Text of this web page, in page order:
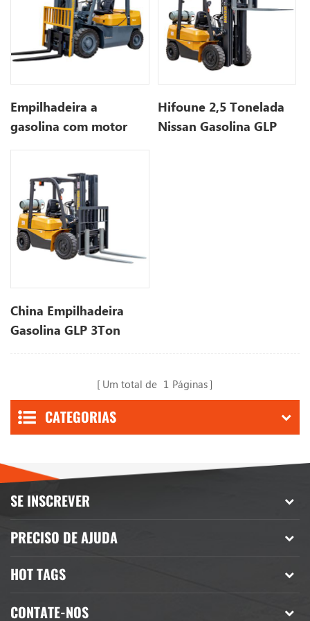
Empilhadeira a
gasolina com motor
estágios
Hifoune 2,5 Tonelada
Nissan Gasolina GLP
China Empilhadeira
Gasolina GLP 3Ton
4Ton Komatsu Nissan
Um total de 1 Páginas
CATEGORIAS
SE INSCREVER
PRECISO DE AJUDA
HOT TAGS
CONTATE-NOS